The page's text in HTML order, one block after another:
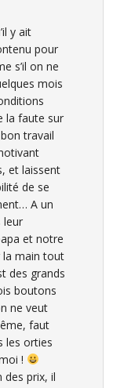
y ait
pour
s’il on ne
mois
la faute sur
travail
et laissent
de se
A un
leur
et notre
la main tout
des grands
boutons
ne veut
faut
les orties
!
des prix, il